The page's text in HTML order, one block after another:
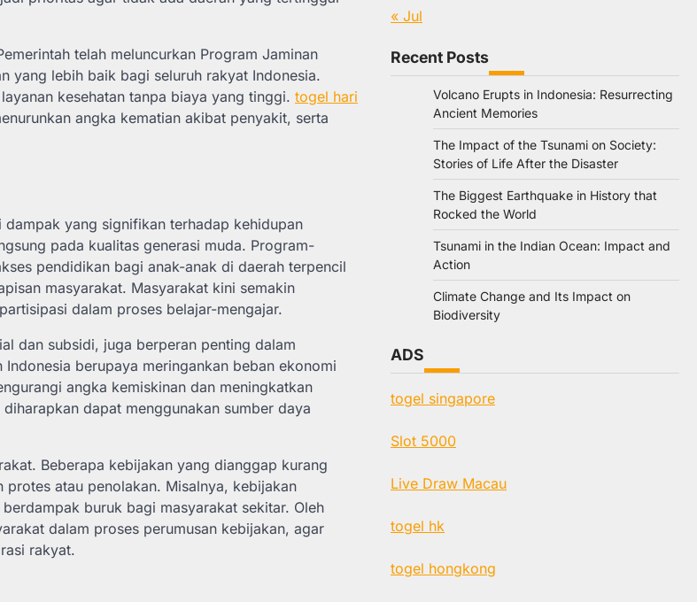
telah meluncurkan Program Jaminan
yang lebih baik bagi seluruh rakyat Indonesia.
kesehatan tanpa biaya yang tinggi. togel hari
angka kematian akibat penyakit, serta
yang signifikan terhadap kehidupan
pada kualitas generasi muda. Program-
pendidikan bagi anak-anak di daerah terpencil
masyarakat. Masyarakat kini semakin
dalam proses belajar-mengajar.
dan subsidi, juga berperan penting dalam
berupaya meringankan beban ekonomi
angka kemiskinan dan meningkatkan
dapat menggunakan sumber daya
Beberapa kebijakan yang dianggap kurang
atau penolakan. Misalnya, kebijakan
buruk bagi masyarakat sekitar. Oleh
dalam proses perumusan kebijakan, agar
rakyat.
« Jul
Recent Posts
Volcano Erupts in Indonesia: Resurrecting
Ancient Memories
The Impact of the Tsunami on Society:
Stories of Life After the Disaster
The Biggest Earthquake in History that
Rocked the World
Tsunami in the Indian Ocean: Impact and
Action
Climate Change and Its Impact on
Biodiversity
ADS
togel singapore
Slot 5000
Live Draw Macau
togel hk
togel hongkong